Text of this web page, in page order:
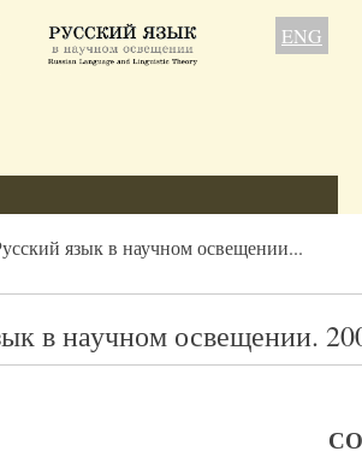
ENG
язык в научном освещении...
в научном освещении.